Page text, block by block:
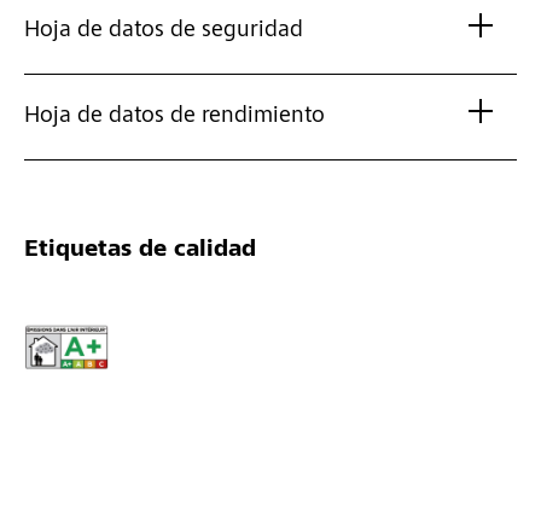
Hoja de datos de seguridad
Hoja de datos de rendimiento
Etiquetas de calidad